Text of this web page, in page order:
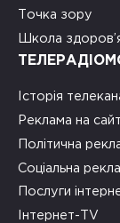
Точка зору
Школа
Історія
Реклама на
Політична
Соціальна
Послуги
Інтернет-TV